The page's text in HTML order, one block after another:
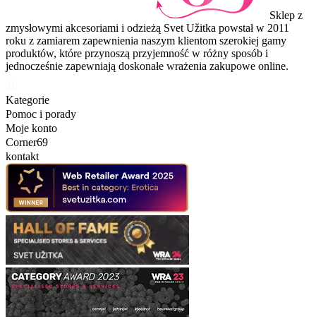
Sklep z
zmysłowymi akcesoriami i odzieżą Svet Užitka powstał w 2011
roku z zamiarem zapewnienia naszym klientom szerokiej gamy
produktów, które przynoszą przyjemność w różny sposób i
jednocześnie zapewniają doskonałe wrażenia zakupowe online.
Kategorie
Pomoc i porady
Moje konto
Corner69
kontakt